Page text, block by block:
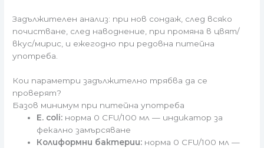
Задължителен анализ: при нов сондаж, след всяко
почистване, след наводнение, при промяна в цвят/
вкус/мирис, и ежегодно при редовна питейна
употреба.
Кои параметри задължително трябва да се
проверят?
Базов минимум при питейна употреба
E. coli: норма 0 CFU/100 мл — индикатор за
фекално замърсяване
Колиформни бактерии: норма 0 CFU/100 мл —